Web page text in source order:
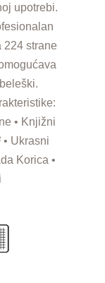
upotrebi.
224 strane
• Knjižni
• Ukrasni
Korica •